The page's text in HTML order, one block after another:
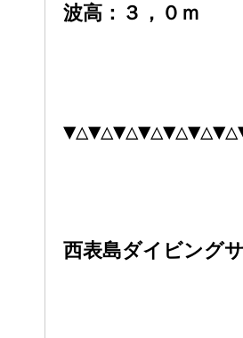
波高：３ ，０ｍ
西表島ダイビング